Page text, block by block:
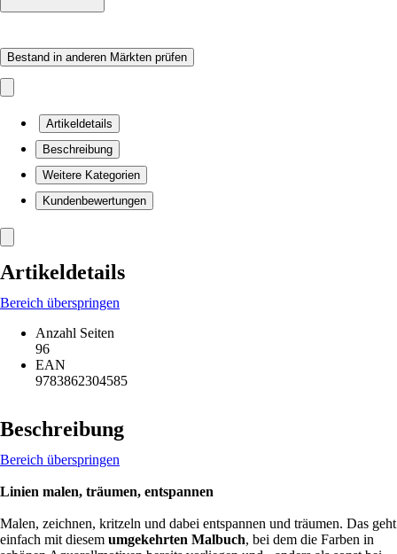
Bestand in anderen Märkten prüfen
Artikeldetails
Beschreibung
Weitere Kategorien
Kundenbewertungen
Artikeldetails
Bereich überspringen
Anzahl Seiten
96
EAN
9783862304585
Beschreibung
Bereich überspringen
Linien malen, träumen, entspannen
Malen, zeichnen, kritzeln und dabei entspannen und träumen. Das geht
einfach mit diesem umgekehrten Malbuch, bei dem die Farben in